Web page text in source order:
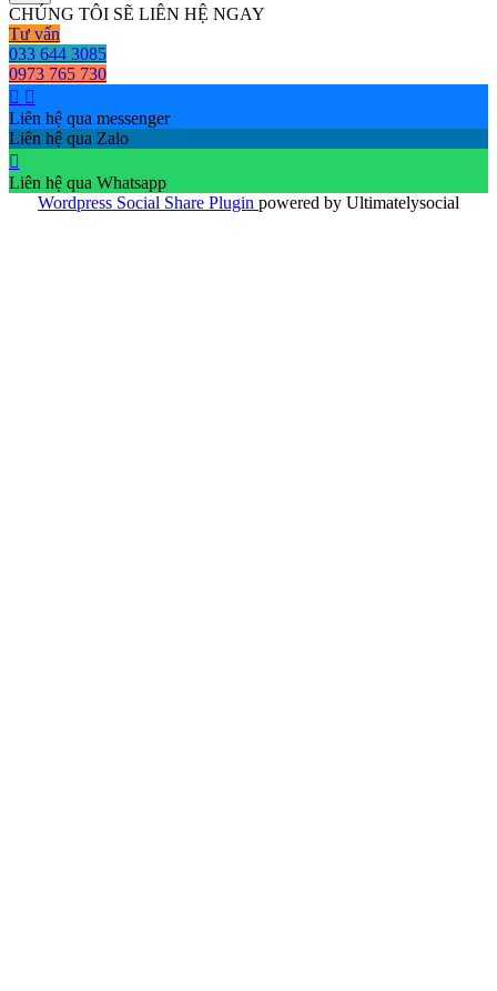
CHÚNG TÔI SẼ LIÊN HỆ NGAY
Tư vấn
033 644 3085
0973 765 730
Liên hệ qua messenger
Liên hệ qua Zalo
Liên hệ qua Whatsapp
Wordpress Social Share Plugin powered by Ultimatelysocial